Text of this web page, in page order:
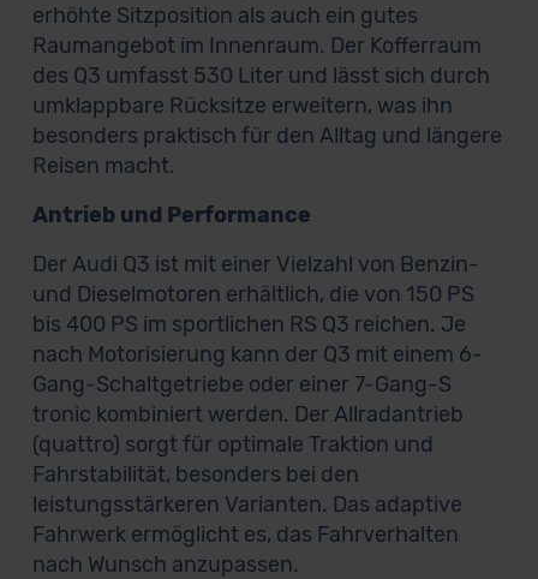
erhöhte Sitzposition als auch ein gutes
Raumangebot im Innenraum. Der Kofferraum
des Q3 umfasst 530 Liter und lässt sich durch
umklappbare Rücksitze erweitern, was ihn
besonders praktisch für den Alltag und längere
Reisen macht.
Antrieb und Performance
Der Audi Q3 ist mit einer Vielzahl von Benzin-
und Dieselmotoren erhältlich, die von 150 PS
bis 400 PS im sportlichen RS Q3 reichen. Je
nach Motorisierung kann der Q3 mit einem 6-
Gang-Schaltgetriebe oder einer 7-Gang-S
tronic kombiniert werden. Der Allradantrieb
(quattro) sorgt für optimale Traktion und
Fahrstabilität, besonders bei den
leistungsstärkeren Varianten. Das adaptive
Fahrwerk ermöglicht es, das Fahrverhalten
nach Wunsch anzupassen.